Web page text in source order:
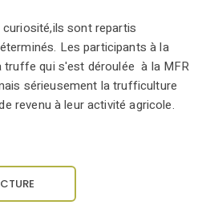
sont repartis
Les participants à la
qui s'est déroulée à la MFR
sérieusement la trufficulture
revenu à leur activité agricole.